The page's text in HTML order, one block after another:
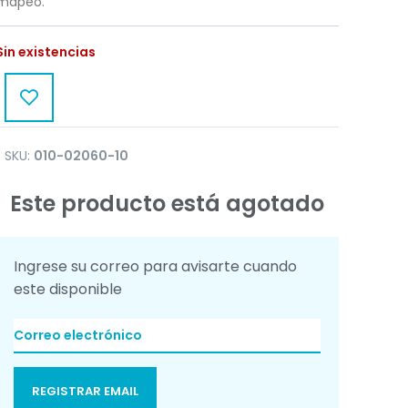
existencias
SKU: 010-02060-10
Este producto está agotado
Ingrese su correo para avisarte cuando
este disponible
REGISTRAR EMAIL